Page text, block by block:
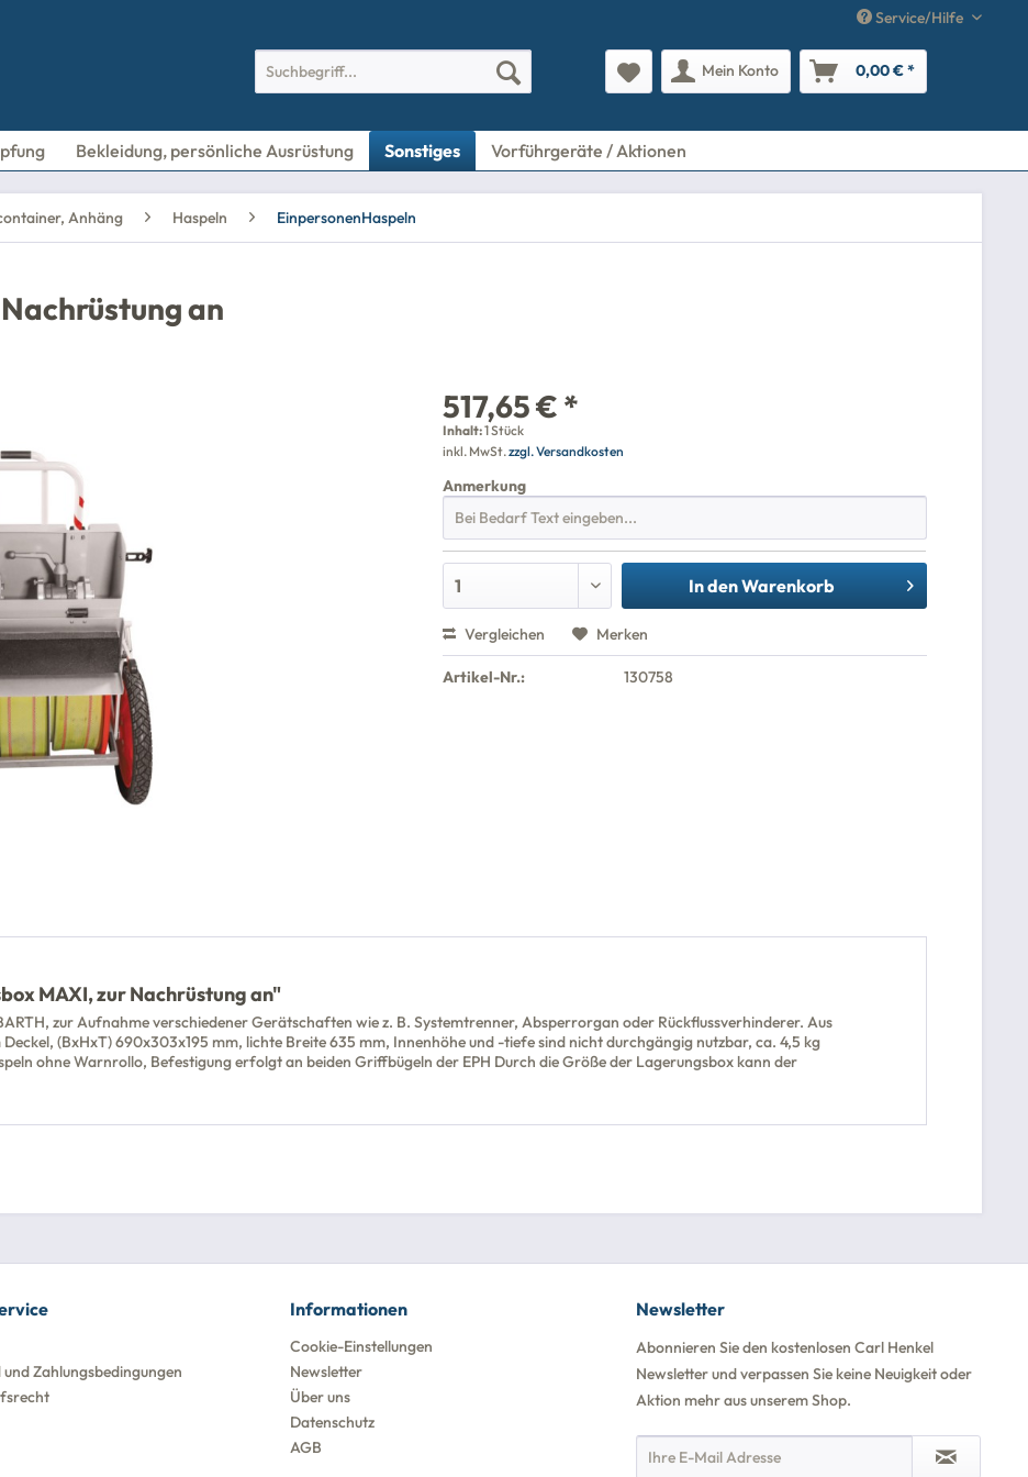
Service/Hilfe
Mein Konto 0,00 € *
Bekleidung, persönliche Ausrüstung Sonstiges Vorführgeräte / Aktionen
Anhäng Haspeln EinpersonenHaspeln
an
517,65 € *
Inhalt:1 Stück
inkl. MwSt.zzgl. Versandkosten
Anmerkung
In denWarenkorb
Vergleichen Merken
Artikel-Nr.: 130758
MAXI, zur Nachrüstung an"
zur Aufnahme verschiedener Gerätschaften wie z. B. Systemtrenner, Absperrorgan oder Rückflussverhinderer. Aus
(BxHxT) 690x303x195 mm, lichte Breite 635 mm, Innenhöhe und -tiefe sind nicht durchgängig nutzbar, ca. 4,5 kg
ohne Warnrollo, Befestigung erfolgt an beiden Griffbügeln der EPH Durch die Größe der Lagerungsbox kann der
Zahlungsbedingungen
Informationen
Cookie-Einstellungen
Newsletter
Über uns
Datenschutz
AGB
Newsletter
Abonnieren Sie den kostenlosen Carl Henkel
Newsletter und verpassen Sie keine Neuigkeit oder
Aktion mehr aus unserem Shop.